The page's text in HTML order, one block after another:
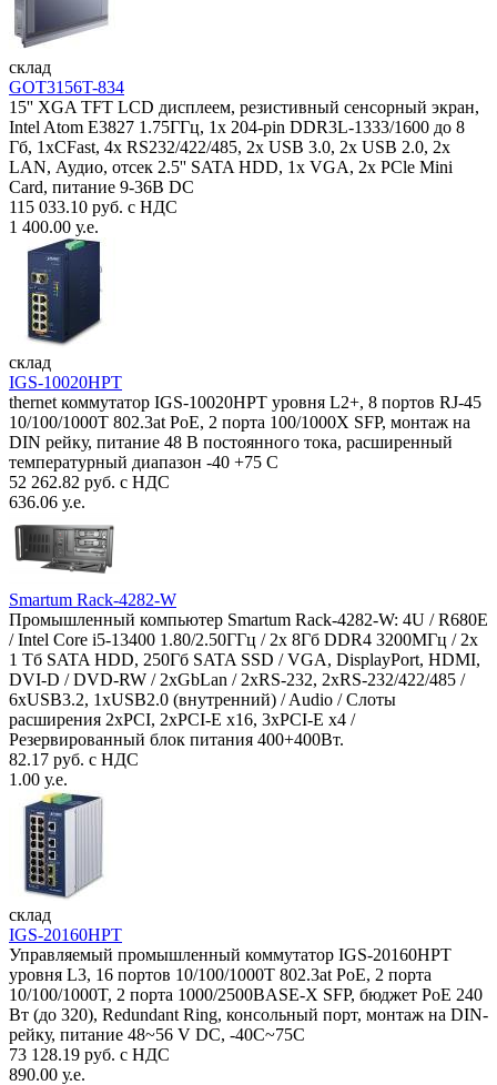
склад
GOT3156T-834
15'' XGA TFT LCD дисплеем, резистивный сенсорный экран,
Intel Atom E3827 1.75ГГц, 1x 204-pin DDR3L-1333/1600 до 8
Гб, 1xCFast, 4x RS232/422/485, 2x USB 3.0, 2x USB 2.0, 2x
LAN, Аудио, отсек 2.5'' SATA HDD, 1x VGA, 2x PCle Mini
Card, питание 9-36В DC
115 033.10 руб. с НДС
1 400.00 у.е.
склад
IGS-10020HPT
thernet коммутатор IGS-10020HPT уровня L2+, 8 портов RJ-45
10/100/1000T 802.3at PoE, 2 порта 100/1000X SFP, монтаж на
DIN рейку, питание 48 В постоянного тока, расширенный
температурный диапазон -40 +75 С
52 262.82 руб. с НДС
636.06 у.е.
Smartum Rack-4282-W
Промышленный компьютер Smartum Rack-4282-W: 4U / R680E
/ Intel Core i5-13400 1.80/2.50ГГц / 2x 8Гб DDR4 3200МГц / 2x
1 Тб SATA HDD, 250Гб SATA SSD / VGA, DisplayPort, HDMI,
DVI-D / DVD-RW / 2xGbLan / 2xRS-232, 2xRS-232/422/485 /
6xUSB3.2, 1xUSB2.0 (внутренний) / Audio / Слоты
расширения 2xPCI, 2xPCI-E x16, 3xPCI-E x4 /
Резервированный блок питания 400+400Вт.
82.17 руб. с НДС
1.00 у.е.
склад
IGS-20160HPT
Управляемый промышленный коммутатор IGS-20160HPT
уровня L3, 16 портов 10/100/1000T 802.3at PoE, 2 порта
10/100/1000T, 2 порта 1000/2500BASE-X SFP, бюджет PoE 240
Вт (до 320), Redundant Ring, консольный порт, монтаж на DIN-
рейку, питание 48~56 V DC, -40С~75C
73 128.19 руб. с НДС
890.00 у.е.